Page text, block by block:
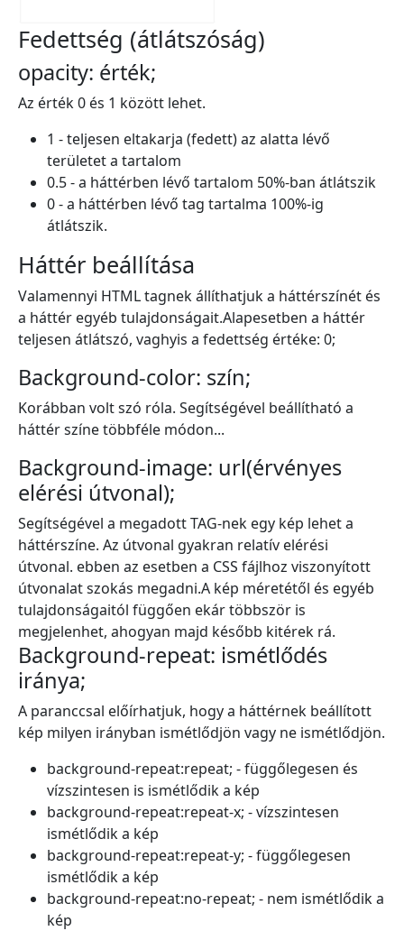
Fedettség (átlátszóság)
opacity: érték;
Az érték 0 és 1 között lehet.
1 - teljesen eltakarja (fedett) az alatta lévő
területet a tartalom
0.5 - a háttérben lévő tartalom 50%-ban átlátszik
0 - a háttérben lévő tag tartalma 100%-ig
átlátszik.
Háttér beállítása
Valamennyi HTML tagnek állíthatjuk a háttérszínét és
a háttér egyéb tulajdonságait.Alapesetben a háttér
teljesen átlátszó, vaghyis a fedettség értéke: 0;
Background-color: szín;
Korábban volt szó róla. Segítségével beállítható a
háttér színe többféle módon...
Background-image: url(érvényes
elérési útvonal);
Segítségével a megadott TAG-nek egy kép lehet a
háttérszíne. Az útvonal gyakran relatív elérési
útvonal. ebben az esetben a CSS fájlhoz viszonyított
útvonalat szokás megadni.A kép méretétől és egyéb
tulajdonságaitól függően ekár többször is
megjelenhet, ahogyan majd később kitérek rá.
Background-repeat: ismétlődés
iránya;
A paranccsal előírhatjuk, hogy a háttérnek beállított
kép milyen irányban ismétlődjön vagy ne ismétlődjön.
background-repeat:repeat; - függőlegesen és
vízszintesen is ismétlődik a kép
background-repeat:repeat-x; - vízszintesen
ismétlődik a kép
background-repeat:repeat-y; - függőlegesen
ismétlődik a kép
background-repeat:no-repeat; - nem ismétlődik a
kép